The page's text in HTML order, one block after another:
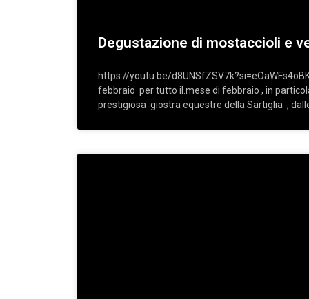
Degustazione di mostaccioli e
https://youtu.be/
febbraio per tutto il.mese di febbraio , in
prestigiosa giostra equestre della Sartiglia ,